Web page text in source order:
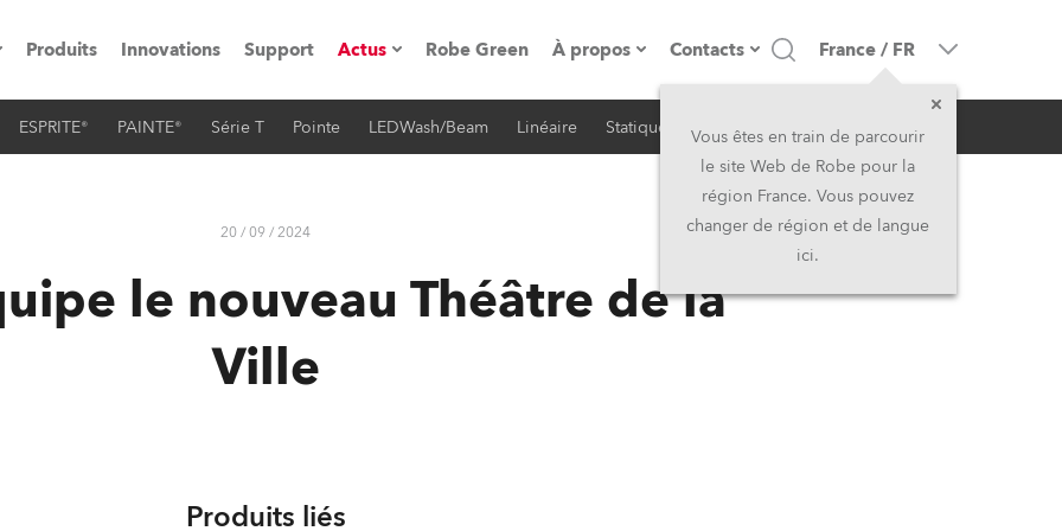
Produits Innovations Support Actus
Communiqués de presse
Robe Green À propos
Présentation de l'entreprise
Fabriqué en Europe
Histoire
Contacts
Siège Social
Siège Social & Usine
Amérique du Nord et Caraïbes
France / FR
Vous êtes en train de parcourir
le site Web de Robe pour la
région France. Vous pouvez
changer de région et de langue
ici.
ESPRITE® PAINTE® Série T Pointe LEDWash/Beam Linéaire Statique iSeries Architectural
20 / 09 / 2024 RSS
le nouveau Théâtre de la
Ville
Produits liés